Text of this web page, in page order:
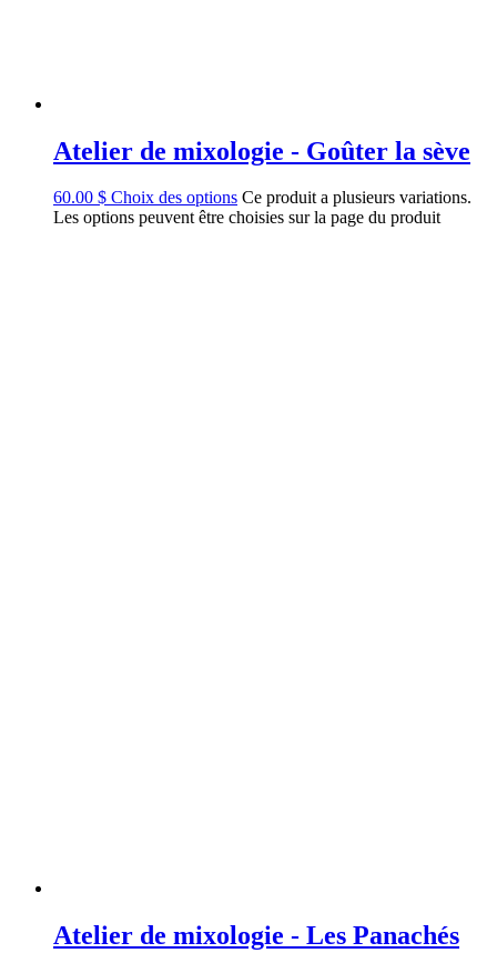
Atelier de mixologie - Goûter la sève
60.00 $ Choix des options Ce produit a plusieurs variations.
Les options peuvent être choisies sur la page du produit
Atelier de mixologie - Les Panachés